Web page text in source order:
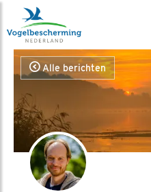
Alle berichten